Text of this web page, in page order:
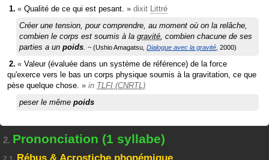
« Qualité de ce qui est pesant. » dixit Littré
Créer une tension, pour comprendre, au moment où on la relâche,
combien le corps est soumis à la gravité, combien chacune de ses
parties a un poids. Ushio Amagatsu Dialogue avec la gravité 2000
« Valeur (évaluée dans un système de référence) de la force
qu'exerce vers le bas un corps physique soumis à la gravitation, ce que
pèse quelque chose. » in TLFI (CNRTL)
peser le même poids
2. Prononciation (1 syllabe)